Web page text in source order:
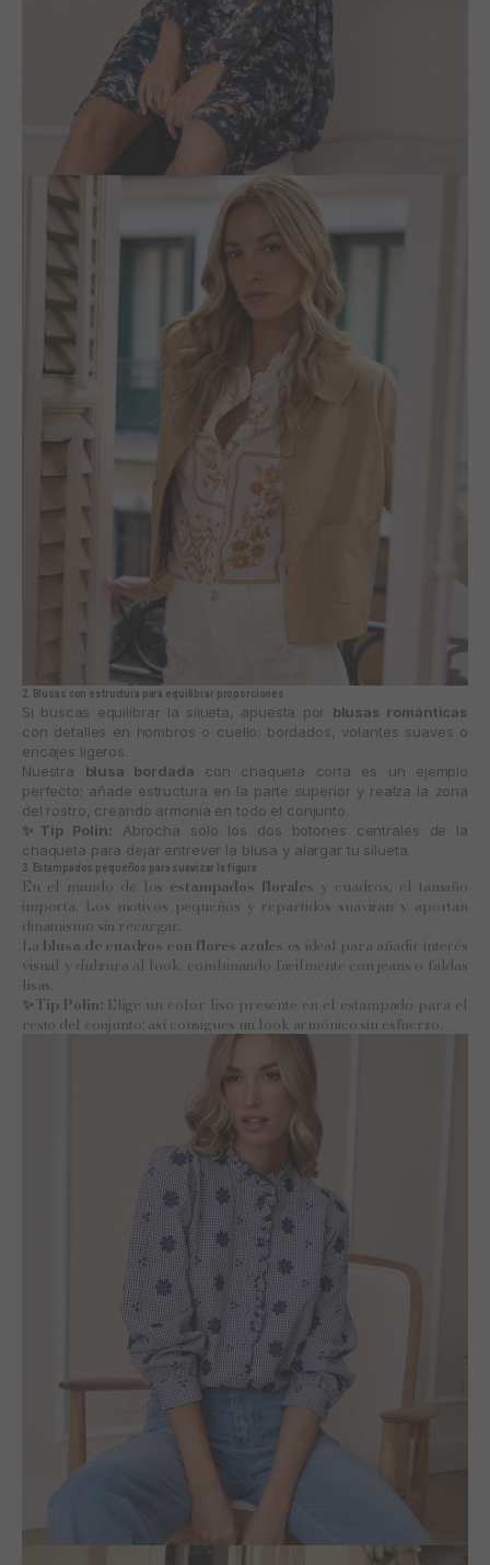
2. Blusas con estructura para equilibrar proporciones
Si buscas equilibrar la silueta, apuesta por blusas románticas
con detalles en hombros o cuello: bordados, volantes suaves o
encajes ligeros.
Nuestra blusa bordada con chaqueta corta es un ejemplo
perfecto: añade estructura en la parte superior y realza la zona
del rostro, creando armonía en todo el conjunto.
✨Tip Polin: Abrocha solo los dos botones centrales de la
chaqueta para dejar entrever la blusa y alargar tu silueta.
3. Estampados pequeños para suavizar la figura
En el mundo de los estampados florales y cuadros, el tamaño
importa. Los motivos pequeños y repartidos suavizan y aportan
dinamismo sin recargar.
La blusa de cuadros con flores azules es ideal para añadir interés
visual y dulzura al look, combinando fácilmente con jeans o faldas
lisas.
✨Tip Polin:Elige un color liso presente en el estampado para el
resto del conjunto; así consigues un look armónico sin esfuerzo.